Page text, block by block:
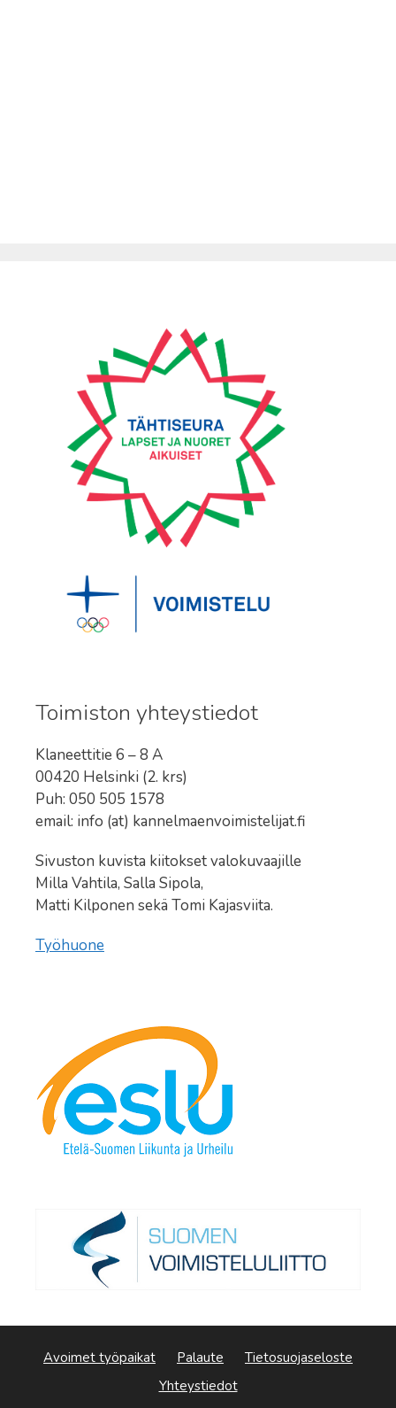
Toimiston yhteystiedot
Klaneettitie 6 – 8 A
00420 Helsinki (2. krs)
Puh: 050 505 1578
email: info (at) kannelmaenvoimistelijat.fi
Sivuston kuvista kiitokset valokuvaajille
Milla Vahtila, Salla Sipola,
Matti Kilponen sekä Tomi Kajasviita.
Työhuone
Avoimet työpaikat Palaute
Tietosuojaseloste
Yhteystiedot